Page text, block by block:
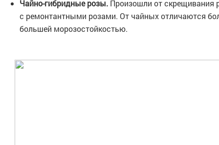
Чайно-гибридные розы. Произошли от скрещивания
с ремонтантными розами. От чайных отличаются
большей морозостойкостью.